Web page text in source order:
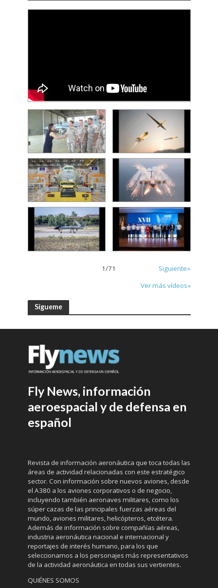
1/71
Siguiente»
Ver más vídeos»
Sígueme
Fly News, información
aeroespacial y de defensa en
español
Revista de información aeronáutica que toca todas las
áreas de actividad relacionadas con este estratégico
sector. Con información sobre nuevos aviones, desde
el A380 a los aviones corporativos o de negocio,
incluyendo también aeronaves militares, como los
súper cazas de las principales fuerzas aéreas del
mundo, aviones militares, helicópteros, etcétera.
Además de información sobre compañías aéreas,
industria aeronáutica nacional e internacional y
reportajes de interés humano, para los que
seleccionamos a los personajes más representativos
de la actividad aeronáutica en todas sus vertientes.
QUIÉNES SOMOS